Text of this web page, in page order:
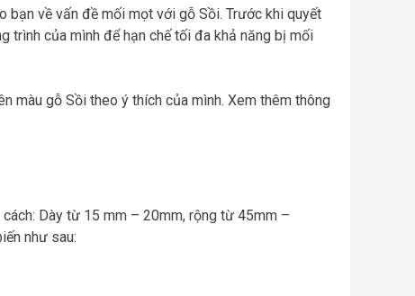
bạn về vấn đề mối mọt với gỗ Sồi. Trước khi quyết
của mình để hạn chế tối đa khả năng bị mối
màu gỗ Sồi theo ý thích của mình. Xem thêm thông
Dày từ 15 mm – 20mm, rộng từ 45mm –
như sau: